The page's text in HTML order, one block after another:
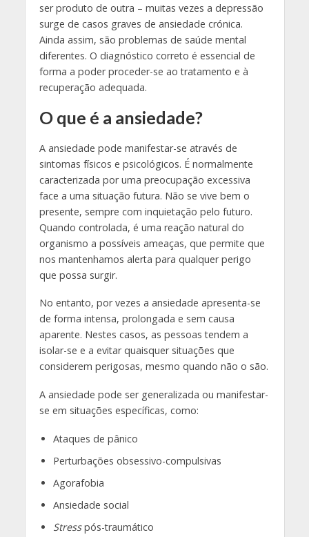
ser produto de outra – muitas vezes a depressão
surge de casos graves de ansiedade crónica.
Ainda assim, são problemas de saúde mental
diferentes. O diagnóstico correto é essencial de
forma a poder proceder-se ao tratamento e à
recuperação adequada.
O que é a ansiedade?
A ansiedade pode manifestar-se através de
sintomas físicos e psicológicos. É normalmente
caracterizada por uma preocupação excessiva
face a uma situação futura. Não se vive bem o
presente, sempre com inquietação pelo futuro.
Quando controlada, é uma reação natural do
organismo a possíveis ameaças, que permite que
nos mantenhamos alerta para qualquer perigo
que possa surgir.
No entanto, por vezes a ansiedade apresenta-se
de forma intensa, prolongada e sem causa
aparente. Nestes casos, as pessoas tendem a
isolar-se e a evitar quaisquer situações que
considerem perigosas, mesmo quando não o são.
A ansiedade pode ser generalizada ou manifestar-
se em situações específicas, como:
Ataques de pânico
Perturbações obsessivo-compulsivas
Agorafobia
Ansiedade social
Stresspós-traumático